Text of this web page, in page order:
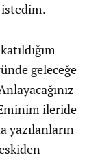
geleceğe
ileride
yazılanların